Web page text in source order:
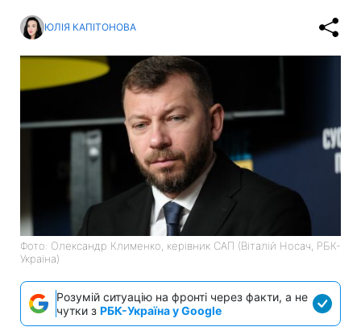
ЮЛІЯ КАПІТОНОВА
Фото: Олександр Клименко, керівник САП (Віталій Носач, РБК-
Україна)
Розумій ситуацію на фронті через факти, а не
чутки з РБК-Україна у Google